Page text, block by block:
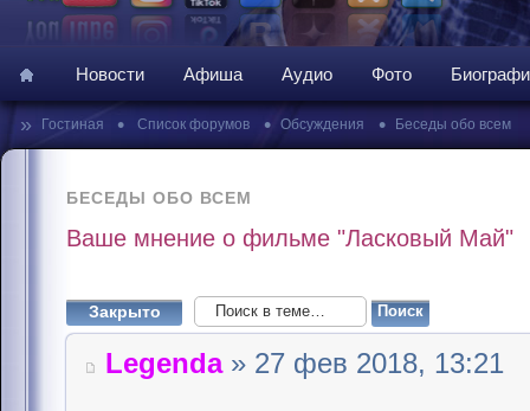
Новости Афиша Аудио Фото
» Гостиная • Список форумов • Обсуждения • Беседы обо всем
БЕСЕДЫ ОБО ВСЕМ
Ваше мнение о фильме "Ласковый Май"
Закрыто
Legenda» 27 фев 2018, 13:21